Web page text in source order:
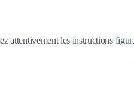
attentivement les instructions